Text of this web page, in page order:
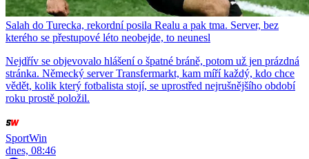
Salah do Turecka, rekordní posila Realu a pak tma. Server, bez
kterého se přestupové léto neobejde, to neunesl
Nejdřív se objevovalo hlášení o špatné bráně, potom už jen prázdná
stránka. Německý server Transfermarkt, kam míří každý, kdo chce
vědět, kolik který fotbalista stojí, se uprostřed nejrušnějšího období
roku prostě položil.
SportWin
dnes, 08:46